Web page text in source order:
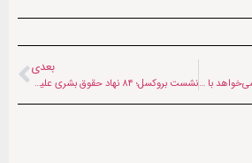
جان بولتون: ترامپ به شدت می‌خواهد با ایران توافق کند
بعدی
نشست بروکسل؛ ۸۴ نهاد حقوق بشری علیه دعوت طالبان اعتراض کردند